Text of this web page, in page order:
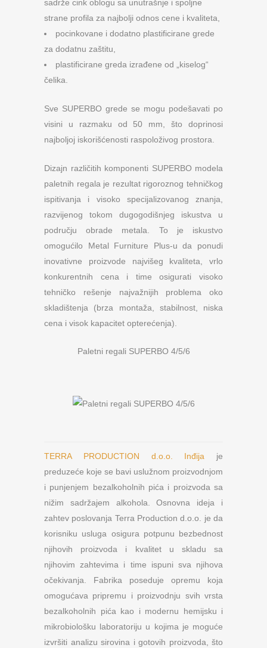
sadrže cink oblogu sa unutrašnje i spoljne
strane profila za najbolji odnos cene i kvaliteta,
pocinkovane i dodatno plastificirane grede
za dodatnu zaštitu,
plastificirane greda izrađene od „kiselog“
čelika.
Sve SUPERBO grede se mogu podešavati po
visini u razmaku od 50 mm, što doprinosi
najboljoj iskorišćenosti raspoloživog prostora.
Dizajn različitih komponenti SUPERBO modela
paletnih regala je rezultat rigoroznog tehničkog
ispitivanja i visoko specijalizovanog znanja,
razvijenog tokom dugogodišnjeg iskustva u
području obrade metala. To je iskustvo
omogućilo Metal Furniture Plus-u da ponudi
inovativne proizvode najvišeg kvaliteta, vrlo
konkurentnih cena i time osigurati visoko
tehničko rešenje najvažnijih problema oko
skladištenja (brza montaža, stabilnost, niska
cena i visok kapacitet opterećenja).
Paletni regali SUPERBO 4/5/6
TERRA PRODUCTION d.o.o. Inđija je
preduzeće koje se bavi uslužnom proizvodnjom
i punjenjem bezalkoholnih pića i proizvoda sa
nižim sadržajem alkohola. Osnovna ideja i
zahtev poslovanja Terra Production d.o.o. je da
korisniku usluga osigura potpunu bezbednost
njihovih proizvoda i kvalitet u skladu sa
njihovim zahtevima i time ispuni sva njihova
očekivanja. Fabrika poseduje opremu koja
omogućava pripremu i proizvodnju svih vrsta
bezalkoholnih pića kao i modernu hemijsku i
mikrobiološku laboratoriju u kojima je moguće
izvršiti analizu sirovina i gotovih proizvoda, što